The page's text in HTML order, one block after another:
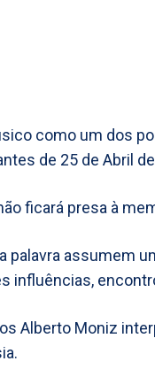
como um dos
de 25 de Abril
ficará presa à
palavra assumem
influências,
Alberto Moniz